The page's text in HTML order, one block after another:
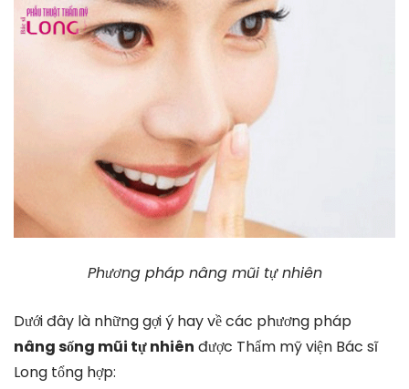
Phương pháp nâng mũi tự nhiên
Dưới đây là những gợi ý hay về các phương pháp
nâng sống mũi tự nhiên được Thẩm mỹ viện Bác sĩ
Long tổng hợp: